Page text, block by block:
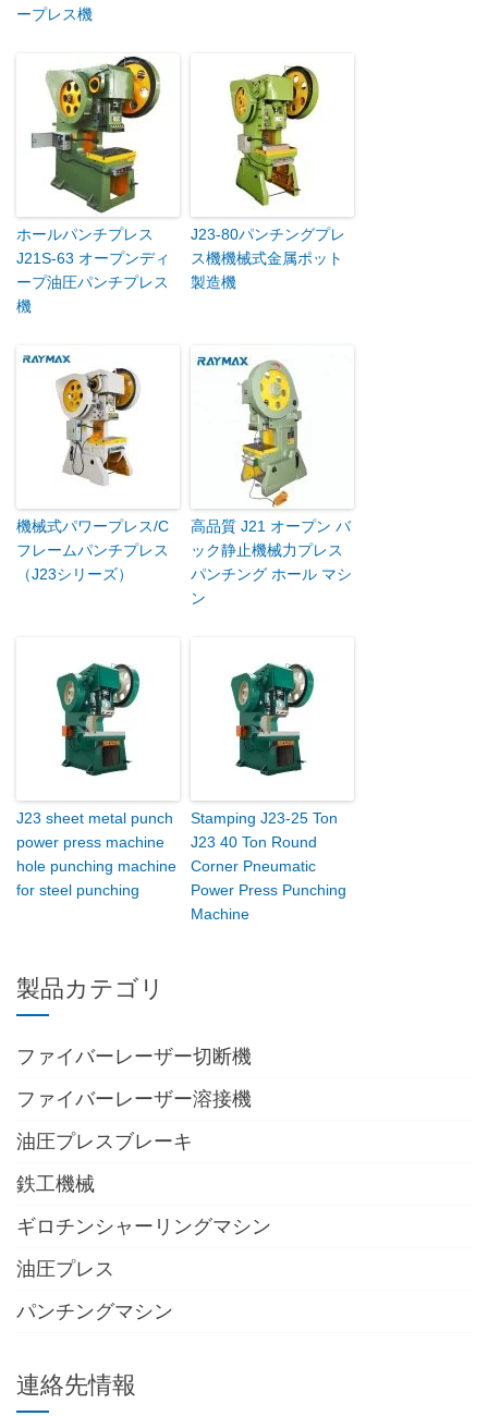
ープレス機
ホールパンチプレス
J21S-63 オープンディ
ープ油圧パンチプレス
機
J23-80パンチングプレ
ス機機械式金属ポット
製造機
機械式パワープレス/C
フレームパンチプレス
（J23シリーズ）
高品質 J21 オープン バ
ック静止機械力プレス
パンチング ホール マシ
ン
J23 sheet metal punch
power press machine
hole punching machine
for steel punching
Stamping J23-25 Ton
J23 40 Ton Round
Corner Pneumatic
Power Press Punching
Machine
製品カテゴリ
ファイバーレーザー切断機
ファイバーレーザー溶接機
油圧プレスブレーキ
鉄工機械
ギロチンシャーリングマシン
油圧プレス
パンチングマシン
連絡先情報